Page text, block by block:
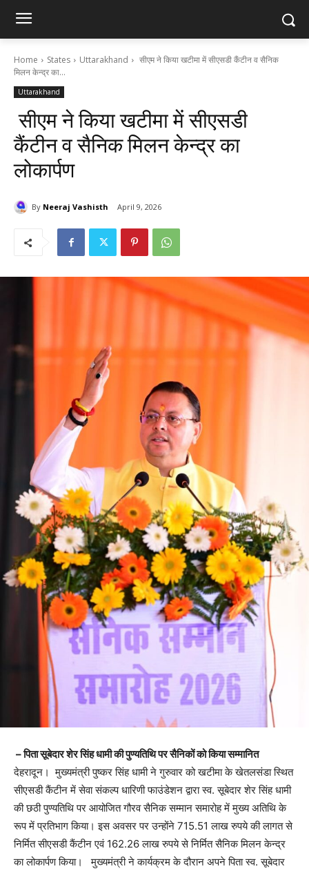
Home States Uttarakhand
सीएम ने किया खटीमा में सीएसडी कैंटीन व सैनिक
मिलन केन्द्र का...
Uttarakhand
सीएम ने किया खटीमा में सीएसडी
कैंटीन व सैनिक मिलन केन्द्र का
लोकार्पण
By Neeraj Vashisth April 9, 2026
– पिता सूबेदार शेर सिंह धामी की पुण्यतिथि पर सैनिकों को किया सम्मानित
देहरादून। मुख्यमंत्री पुष्कर सिंह धामी ने गुरुवार को खटीमा के खेतलसंडा स्थित
सीएसडी कैंटीन में सेवा संकल्प धारिणी फाउंडेशन द्वारा स्व. सूबेदार शेर सिंह धामी
की छठी पुण्यतिथि पर आयोजित गौरव सैनिक सम्मान समारोह में मुख्य अतिथि के
रूप में प्रतिभाग किया। इस अवसर पर उन्होंने 715.51 लाख रुपये की लागत से
निर्मित सीएसडी कैंटीन एवं 162.26 लाख रुपये से निर्मित सैनिक मिलन केन्द्र
का लोकार्पण किया। मुख्यमंत्री ने कार्यक्रम के दौरान अपने पिता स्व. सूबेदार